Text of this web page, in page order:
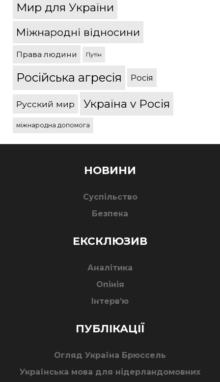
Мир для України
Міжнародні відносини
Права людини Путін
Російська агресія Росія
Русский мир Україна v Росія
міжнародна допомога
НОВИНИ
Суспільство
Безпека
ЕКСКЛЮЗИВ
Аналітика
Опінія
Інтерв’ю
ПУБЛІКАЦІЇ
Огляд Україна Брюссель
Українська мова для нідерландомовних